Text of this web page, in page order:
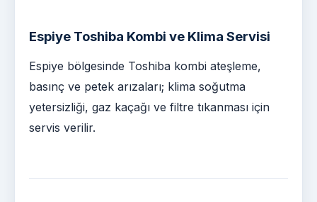
Espiye Toshiba Kombi ve Klima Servisi
Espiye bölgesinde Toshiba kombi ateşleme,
basınç ve petek arızaları; klima soğutma
yetersizliği, gaz kaçağı ve filtre tıkanması için
servis verilir.